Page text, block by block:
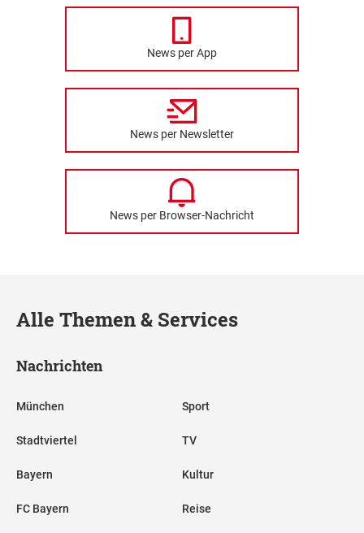
News per App
News per Newsletter
News per Browser-Nachricht
Alle Themen & Services
Nachrichten
München
Stadtviertel
Bayern
FC Bayern
Sport
TV
Kultur
Reise